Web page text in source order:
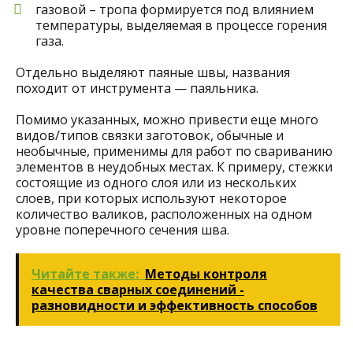
газовой – тропа формируется под влиянием
температуры, выделяемая в процессе горения
газа.
Отдельно выделяют паяные швы, названия
походит от инструмента — паяльника.
Помимо указанных, можно привести еще много
видов/типов связки заготовок, обычные и
необычные, применимы для работ по свариванию
элементов в неудобных местах. К примеру, стежки
состоящие из одного слоя или из нескольких
слоев, при которых используют некоторое
количество валиков, расположенных на одном
уровне поперечного сечения шва.
Читайте также: Методы контроля
качества сварных соединений -
разновидности и эффективность способов